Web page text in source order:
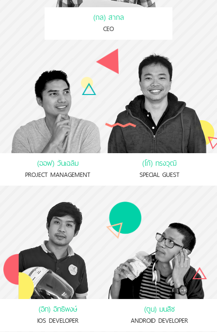
(กล) สากล
CEO
(ออฟ) วันเฉลิม
PROJECT MANAGEMENT
(โก้) ทรงวุฒิ
SPECIAL GUEST
(อิท) อิทธิพงษ์
IOS DEVELOPER
(ตูน) มนสิช
ANDROID DEVELOPER